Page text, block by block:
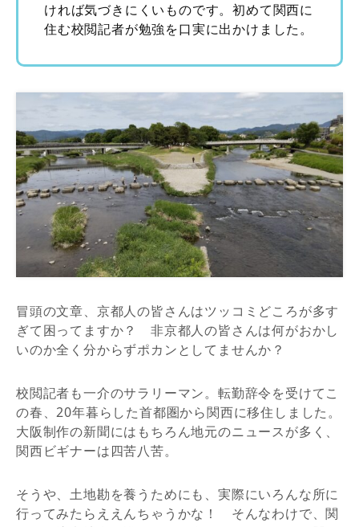
ければ気づきにくいものです。初めて関西に
住む校閲記者が勉強を口実に出かけました。
冒頭の文章、京都人の皆さんはツッコミどころが多す
ぎて困ってますか？ 非京都人の皆さんは何がおかし
いのか全く分からずポカンとしてませんか？
校閲記者も一介のサラリーマン。転勤辞令を受けてこ
の春、20年暮らした首都圏から関西に移住しました。
大阪制作の新聞にはもちろん地元のニュースが多く、
関西ビギナーは四苦八苦。
そうや、土地勘を養うためにも、実際にいろんな所に
行ってみたらええんちゃうかな！ そんなわけで、関